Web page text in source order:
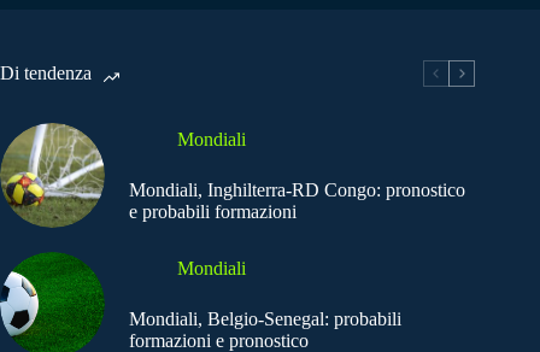
Di tendenza
Mondiali
Mondiali, Inghilterra-RD Congo: pronostico
e probabili formazioni
Mondiali
Mondiali, Belgio-Senegal: probabili
formazioni e pronostico